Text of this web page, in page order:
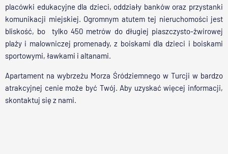
placówki edukacyjne dla dzieci, oddziały banków oraz przystanki
komunikacji miejskiej. Ogromnym atutem tej nieruchomości jest
bliskość, bo tylko 450 metrów do długiej piaszczysto-żwirowej
plaży i malowniczej promenady, z boiskami dla dzieci i boiskami
sportowymi, ławkami i altanami.
Apartament na wybrzeżu Morza Śródziemnego w Turcji w bardzo
atrakcyjnej cenie może być Twój. Aby uzyskać więcej informacji,
skontaktuj się z nami.